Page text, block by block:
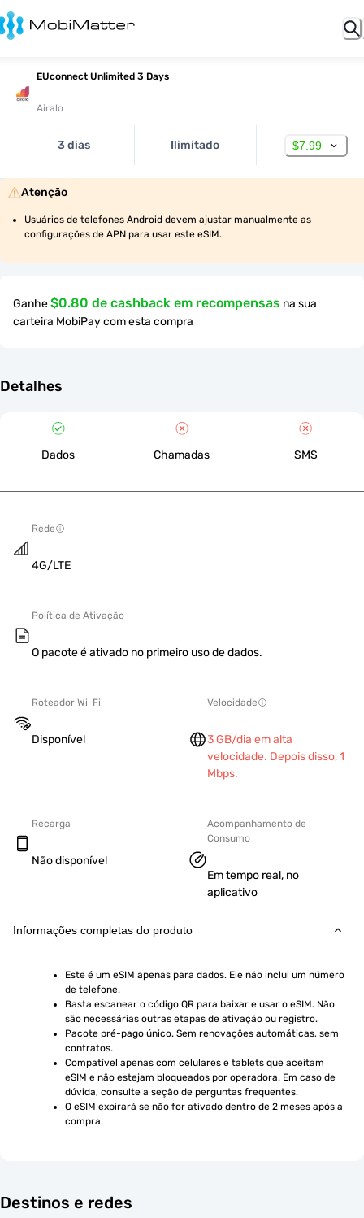
EUconnect Unlimited 3 Days
Airalo
3 dias Ilimitado $7.99
Atenção
Usuários de telefones Android devem ajustar manualmente as
configurações de APN para usar este eSIM.
Ganhe$0.80 de cashback em recompensas na sua
carteira MobiPay com esta compra
Detalhes
Dados Chamadas SMS
Rede
4G/LTE
Política de Ativação
O pacote é ativado no primeiro uso de dados.
Roteador Wi-Fi
Disponível
Velocidade
3 GB/dia em alta
velocidade. Depois disso, 1
Mbps.
Recarga
Não disponível
Acompanhamento de
Consumo
Em tempo real, no
aplicativo
Informações completas do produto
Este é um eSIM apenas para dados. Ele não inclui um número
de telefone.
Basta escanear o código QR para baixar e usar o eSIM. Não
são necessárias outras etapas de ativação ou registro.
Pacote pré-pago único. Sem renovações automáticas, sem
contratos.
Compatível apenas com celulares e tablets que aceitam
eSIM e não estejam bloqueados por operadora. Em caso de
dúvida, consulte a seção de perguntas frequentes.
O eSIM expirará se não for ativado dentro de 2 meses após a
compra.
Destinos e redes